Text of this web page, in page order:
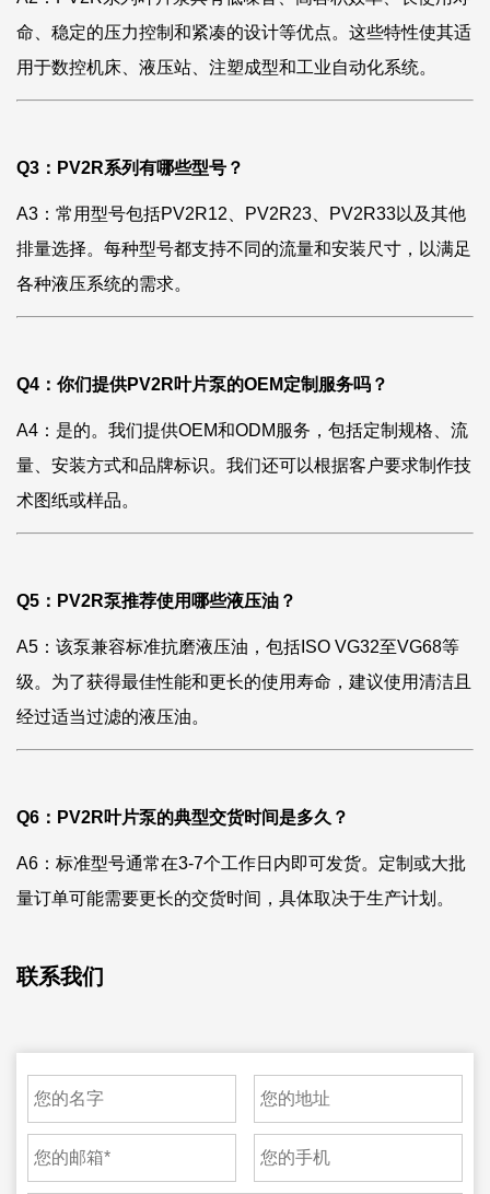
命、稳定的压力控制和紧凑的设计等优点。这些特性使其适
用于数控机床、液压站、注塑成型和工业自动化系统。
Q3：PV2R系列有哪些型号？
A3：常用型号包括PV2R12、PV2R23、PV2R33以及其他
排量选择。每种型号都支持不同的流量和安装尺寸，以满足
各种液压系统的需求。
Q4：你们提供PV2R叶片泵的OEM定制服务吗？
A4：是的。我们提供OEM和ODM服务，包括定制规格、流
量、安装方式和品牌标识。我们还可以根据客户要求制作技
术图纸或样品。
Q5：PV2R泵推荐使用哪些液压油？
A5：该泵兼容标准抗磨液压油，包括ISO VG32至VG68等
级。为了获得最佳性能和更长的使用寿命，建议使用清洁且
经过适当过滤的液压油。
Q6：PV2R叶片泵的典型交货时间是多久？
A6：标准型号通常在3-7个工作日内即可发货。定制或大批
量订单可能需要更长的交货时间，具体取决于生产计划。
联系我们